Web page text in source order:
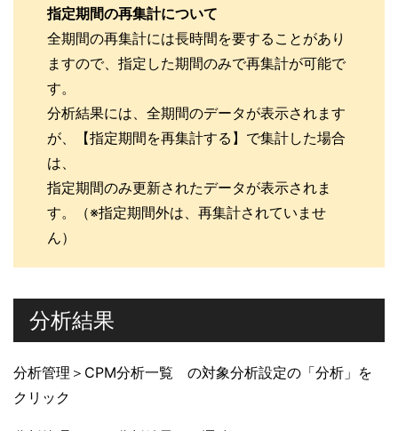
指定期間の再集計について
全期間の再集計には長時間を要することがあり
ますので、指定した期間のみで再集計が可能で
す。
分析結果には、全期間のデータが表示されます
が、【指定期間を再集計する】で集計した場合
は、
指定期間のみ更新されたデータが表示されま
す。（※指定期間外は、再集計されていませ
ん）
分析結果
分析管理＞CPM分析一覧 の対象分析設定の「分析」を
クリック